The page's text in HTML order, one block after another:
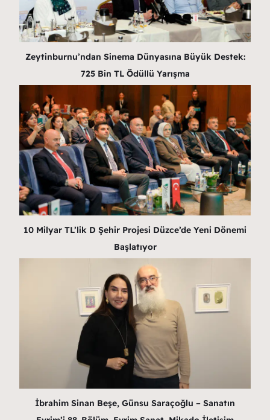
Zeytinburnu’ndan Sinema Dünyasına Büyük Destek:
725 Bin TL Ödüllü Yarışma
10 Milyar TL’lik D Şehir Projesi Düzce’de Yeni Dönemi
Başlatıyor
İbrahim Sinan Beşe, Günsu Saraçoğlu – Sanatın